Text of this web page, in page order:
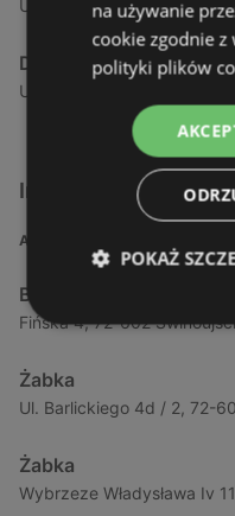
Ul. Kramarska 1, 73-110
Delikatesy Centrum
Ul. Wylotowa 12a, 78-100
Inne sklepy
ADRES
Biedronka
Fińska 4, 72-602
Żabka
Ul. Barlickiego 4d / 2, 72-
Żabka
Wybrzeze Władysława Iv
na używanie
cookie zgodnie
polityki plików
POKAŻ